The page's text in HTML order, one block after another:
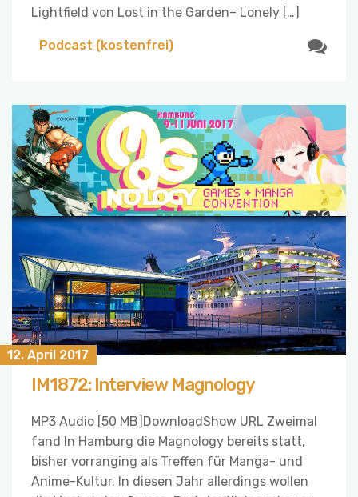
Lightfield von Lost in the Garden– Lonely […]
Podcast (kostenfrei)
12. April 2017
IM1872: Interview Magnology
MP3 Audio [50 MB]DownloadShow URL Zweimal
fand In Hamburg die Magnology bereits statt,
bisher vorranging als Treffen für Manga- und
Anime-Kultur. In diesen Jahr allerdings wollen